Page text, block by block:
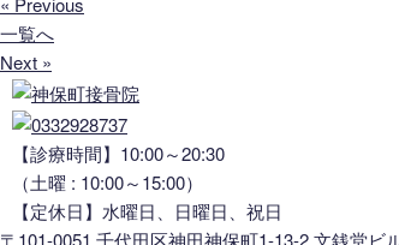
一覧へ
Next »
【診療時間】10:00～20:30
（土曜 : 10:00～15:00）
【定休日】水曜日、日曜日、祝日
〒101-0051 千代田区神田神保町1-13-2 文銭堂ビ